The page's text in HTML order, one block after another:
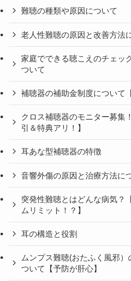
難聴の種類や原因について
老人性難聴の原因と改善方法
家庭でできる聴こえのチェッ
ついて
補聴器の補助金制度について
クロス補聴器のモニター募集
引＆特典アリ！】
耳あな型補聴器の特徴
音響外傷の原因と治療方法に
突発性難聴とはどんな病気？
ムリミット！？】
耳の構造と役割
ムンプス難聴(おたふく風邪
ついて【予防が肝心】